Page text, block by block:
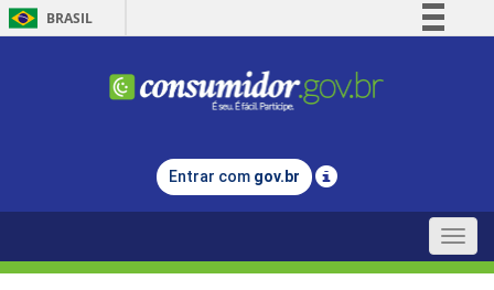
BRASIL
Comunica BR
Legislação
Entrar com gov.br
Toggle